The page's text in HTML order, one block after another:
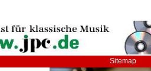
Sitemap